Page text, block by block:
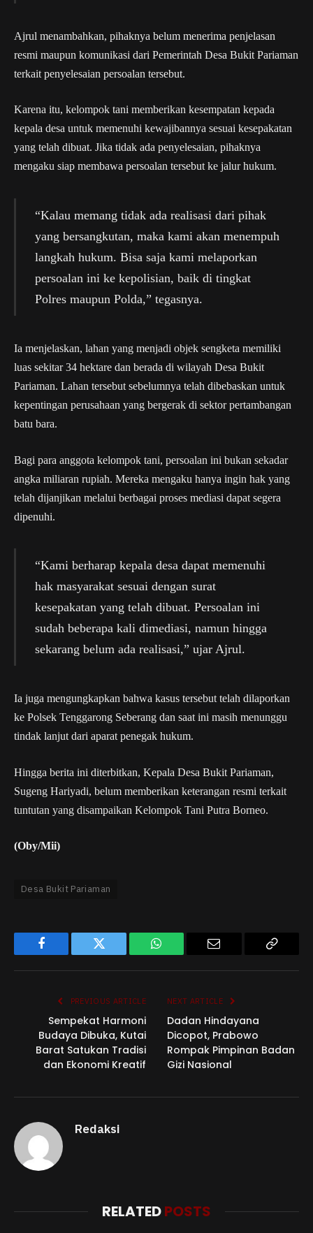
Ajrul menambahkan, pihaknya belum menerima penjelasan
resmi maupun komunikasi dari Pemerintah Desa Bukit Pariaman
terkait penyelesaian persoalan tersebut.
Karena itu, kelompok tani memberikan kesempatan kepada
kepala desa untuk memenuhi kewajibannya sesuai kesepakatan
yang telah dibuat. Jika tidak ada penyelesaian, pihaknya
mengaku siap membawa persoalan tersebut ke jalur hukum.
“Kalau memang tidak ada realisasi dari pihak
yang bersangkutan, maka kami akan menempuh
langkah hukum. Bisa saja kami melaporkan
persoalan ini ke kepolisian, baik di tingkat
Polres maupun Polda,” tegasnya.
Ia menjelaskan, lahan yang menjadi objek sengketa memiliki
luas sekitar 34 hektare dan berada di wilayah Desa Bukit
Pariaman. Lahan tersebut sebelumnya telah dibebaskan untuk
kepentingan perusahaan yang bergerak di sektor pertambangan
batu bara.
Bagi para anggota kelompok tani, persoalan ini bukan sekadar
angka miliaran rupiah. Mereka mengaku hanya ingin hak yang
telah dijanjikan melalui berbagai proses mediasi dapat segera
dipenuhi.
“Kami berharap kepala desa dapat memenuhi
hak masyarakat sesuai dengan surat
kesepakatan yang telah dibuat. Persoalan ini
sudah beberapa kali dimediasi, namun hingga
sekarang belum ada realisasi,” ujar Ajrul.
Ia juga mengungkapkan bahwa kasus tersebut telah dilaporkan
ke Polsek Tenggarong Seberang dan saat ini masih menunggu
tindak lanjut dari aparat penegak hukum.
Hingga berita ini diterbitkan, Kepala Desa Bukit Pariaman,
Sugeng Hariyadi, belum memberikan keterangan resmi terkait
tuntutan yang disampaikan Kelompok Tani Putra Borneo.
(Oby/Mii)
Desa Bukit Pariaman
Facebook Twitter WhatsApp
PREVIOUS ARTICLE
Sempekat Harmoni
Budaya Dibuka, Kutai
Barat Satukan Tradisi
dan Ekonomi Kreatif
NEXT ARTICLE
Dadan Hindayana
Dicopot, Prabowo
Rompak Pimpinan Badan
Gizi Nasional
Redaksi
RELATEDPOSTS